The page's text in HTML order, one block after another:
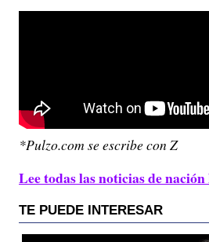
*Pulzo.com se escribe con Z
Lee todas las noticias de